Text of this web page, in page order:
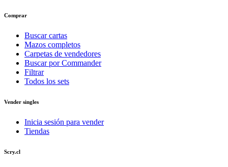
Comprar
Buscar cartas
Mazos completos
Carpetas de vendedores
Buscar por Commander
Filtrar
Todos los sets
Vender singles
Inicia sesión para vender
Tiendas
Scry.cl